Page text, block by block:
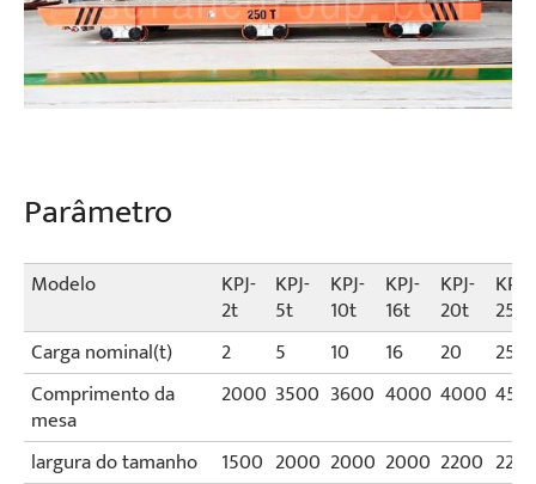
Parâmetro
Modelo KPJ-
2t
KPJ-
5t
KPJ-
10t
KPJ-
16t
KPJ-
20t
KPJ-
25t
Carga nominal(t)
2 5 10 16 20
25
Comprimento da
mesa
2000 3500 3600 4000 4000
largura do tamanho
1500 2000 2000 2000 2200